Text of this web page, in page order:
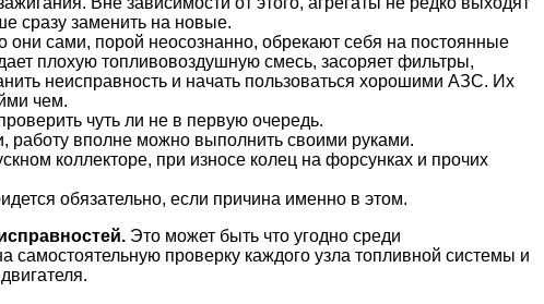
сразу заменить на новые.
они сами, порой неосознанно, обрекают себя на постоянные
плохую топливовоздушную смесь, засоряет фильтры,
неисправность и начать пользоваться хорошими АЗС. Их
чем.
чуть ли не в первую очередь.
работу вполне можно выполнить своими руками.
коллекторе, при износе колец на форсунках и прочих
обязательно, если причина именно в этом.
Это может быть что угодно среди
самостоятельную проверку каждого узла топливной системы и